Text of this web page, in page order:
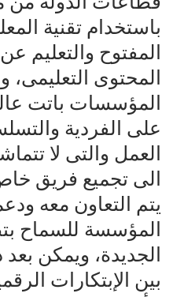
باستخدام تقنية
المفتوح والتعليم
المحتوى
المؤسسات باتت
على الفردية
العمل والتى لا
الى تجميع فريق خاص
يتم التعاون معه
المؤسسة للسماح
الجديدة، ويمكن
بين الإبتكارات